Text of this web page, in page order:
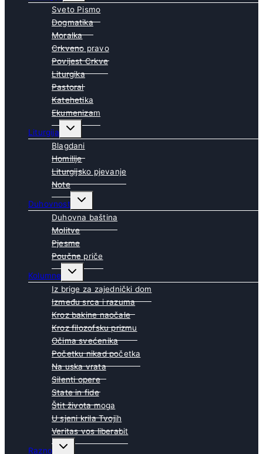
menu
Sveto Pismo
Dogmatika
Moralka
Crkveno pravo
Povijest Crkve
Liturgika
Pastoral
Katehetika
Ekumenizam
Liturgija
Toggle
child
menu
Blagdani
Homilije
Liturgijsko pjevanje
Note
Duhovnost
Toggle
child
menu
Duhovna baština
Molitve
Pjesme
Poučne priče
Kolumne
Toggle
child
menu
Iz brige za zajednički dom
Između srca i razuma
Kroz bakine naočale
Kroz filozofsku prizmu
Očima svećenika
Početku nikad početka
Na uska vrata
Silenti opere
State in fide
Štit života moga
U sjeni krila Tvojih
Veritas vos liberabit
Razno
Toggle